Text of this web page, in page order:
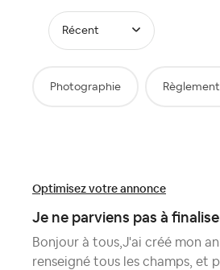
Récent
Photographie
Optimisez votre annonce
Je ne parviens pas à
Bonjour à tous,J'ai créé mon
renseigné tous les champs, et